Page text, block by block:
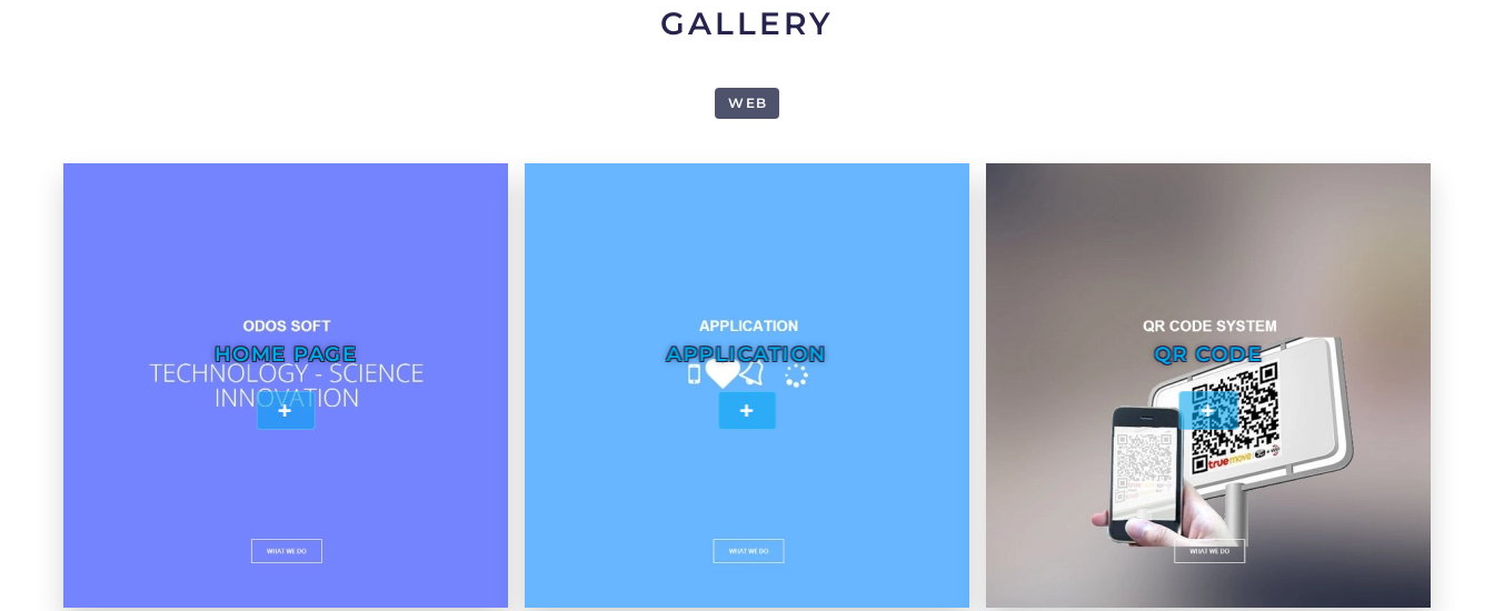
GALLERY
WEB
HOME PAGE
+
APPLICATION
+
QR CODE
+